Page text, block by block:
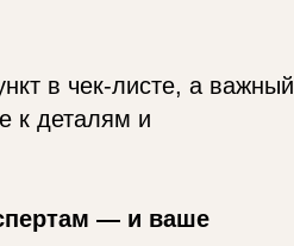
в чек-листе, а важный
к деталям и
— и ваше